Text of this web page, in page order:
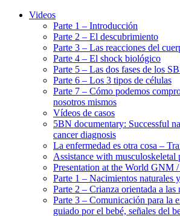
Videos
Parte 1 – Introducción
Parte 2 – El descubrimiento
Parte 3 – Las reacciones del
Parte 4 – El shock biológico
Parte 5 – Las dos fases de los
Parte 6 – Los 3 tipos de células
Parte 7 – Cómo podemos
nosotros mismos
Vídeos de casos
5BN documentary: Successful
cancer diagnosis
La enfermedad es otra cosa –
Assistance with musculoskeletal
Presentation at the World GNM
Parte 1 – Nacimientos naturales
Parte 2 – Crianza orientada a las
Parte 3 – Comunicación para la
guiado por el bebé, señales del